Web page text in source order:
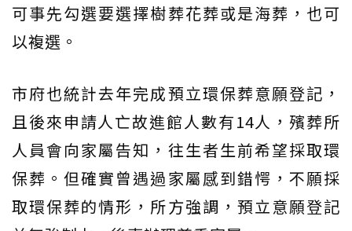
可事先勾選要選擇樹葬花葬或是海葬，也可
以複選。
市府也統計去年完成預立環保葬意願登記，
且後來申請人亡故進館人數有14人，殯葬所
人員會向家屬告知，往生者生前希望採取環
保葬。但確實曾遇過家屬感到錯愕，不願採
取環保葬的情形，所方強調，預立意願登記